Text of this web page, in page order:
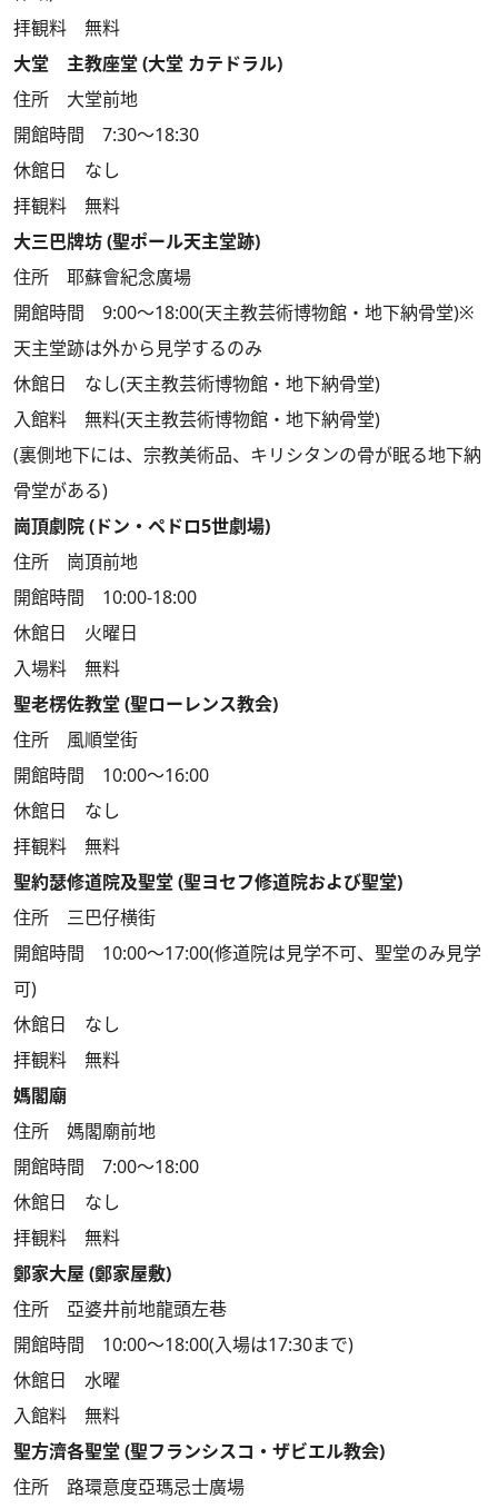
拝観料 無料
大堂 主教座堂 (大堂 カテドラル)
住所 大堂前地
開館時間 7:30～18:30
休館日 なし
拝観料 無料
大三巴牌坊 (聖ポール天主堂跡)
住所 耶蘇會紀念廣場
開館時間 9:00～18:00(天主教芸術博物館・地下納骨堂)※
天主堂跡は外から見学するのみ
休館日 なし(天主教芸術博物館・地下納骨堂)
入館料 無料(天主教芸術博物館・地下納骨堂)
(裏側地下には、宗教美術品、キリシタンの骨が眠る地下納
骨堂がある)
崗頂劇院 (ドン・ペドロ5世劇場)
住所 崗頂前地
開館時間 10:00-18:00
休館日 火曜日
入場料 無料
聖老楞佐教堂 (聖ローレンス教会)
住所 風順堂街
開館時間 10:00～16:00
休館日 なし
拝観料 無料
聖約瑟修道院及聖堂 (聖ヨセフ修道院および聖堂)
住所 三巴仔横街
開館時間 10:00～17:00(修道院は見学不可、聖堂のみ見学
可)
休館日 なし
拝観料 無料
媽閣廟
住所 媽閣廟前地
開館時間 7:00～18:00
休館日 なし
拝観料 無料
鄭家大屋 (鄭家屋敷)
住所 亞婆井前地龍頭左巷
開館時間 10:00～18:00(入場は17:30まで)
休館日 水曜
入館料 無料
聖方濟各聖堂 (聖フランシスコ・ザビエル教会)
住所 路環意度亞瑪忌士廣場